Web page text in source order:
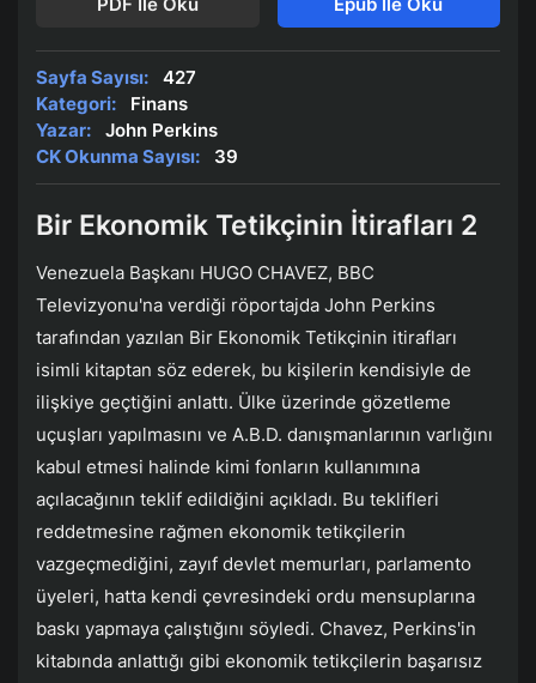
Sayfa Sayısı:
427
Kategori:
Finans
Yazar:
John Perkins
CK Okunma Sayısı:
39
Bir Ekonomik Tetikçinin İtirafları 2
Venezuela Başkanı HUGO CHAVEZ, BBC
Televizyonu'na verdiği röportajda John Perkins
tarafından yazılan Bir Ekonomik Tetikçinin itirafları
isimli kitaptan söz ederek, bu kişilerin kendisiyle de
ilişkiye geçtiğini anlattı. Ülke üzerinde gözetleme
uçuşları yapılmasını ve A.B.D. danışmanlarının varlığını
kabul etmesi halinde kimi fonların kullanımına
açılacağının teklif edildiğini açıkladı. Bu teklifleri
reddetmesine rağmen ekonomik tetikçilerin
vazgeçmediğini, zayıf devlet memurları, parlamento
üyeleri, hatta kendi çevresindeki ordu mensuplarına
baskı yapmaya çalıştığını söyledi. Chavez, Perkins'in
kitabında anlattığı gibi ekonomik tetikçilerin başarısız